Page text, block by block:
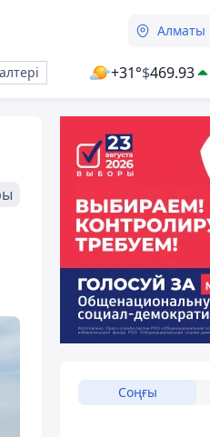
Алматы
+31°$469.93
Соңғы